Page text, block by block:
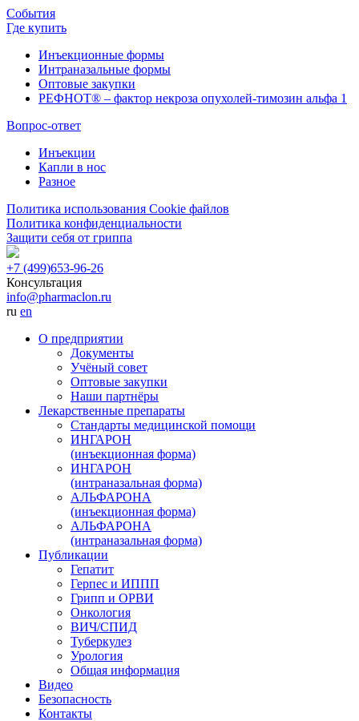
События
Где купить
Инъекционные формы
Интраназальные формы
Оптовые закупки
РЕФНОТ® – фактор некроза опухолей-тимозин альфа 1
Вопрос-ответ
Инъекции
Капли в нос
Разное
Политика использования Cookie файлов
Политика конфиденциальности
Защити себя от гриппа
+7 (499)653-96-26
Консультация
info@pharmaclon.ru
ru en
О предприятии
Документы
Учёный совет
Оптовые закупки
Наши партнёры
Лекарственные препараты
Стандарты медицинской помощи
ИНГАРОН
(инъекционная форма)
ИНГАРОН
(интраназальная форма)
АЛЬФАРОНА
(инъекционная форма)
АЛЬФАРОНА
(интраназальная форма)
Публикации
Гепатит
Герпес и ИППП
Грипп и ОРВИ
Онкология
ВИЧ/СПИД
Туберкулез
Урология
Общая информация
Видео
Безопасность
Контакты